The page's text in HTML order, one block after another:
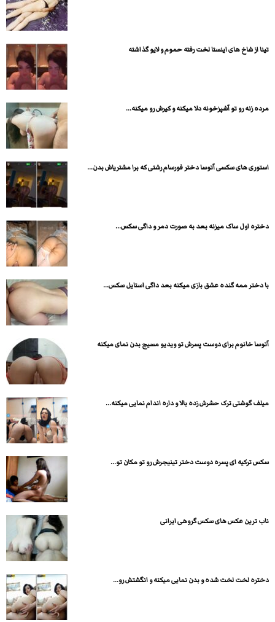
تینا از شاخ های اینستا لخت رفته حموم و لایو گذاشته
مرده زنه رو تو آشپزخونه دلا میکنه و کیرش رو میکنه...
استوری های سکسی آتوسا دختر فورسام رشتی که برا مشتریاش بدن...
دختره اول ساک میزنه بعد به صورت دمر و داگی سکس...
با دختر ممه گنده عشق بازی میکنه بعد داگی استایل سکس...
آتوسا خانوم برای دوست پسرش تو ویدیو مسیج بدن نمای میکنه
میلف گوشتی ترک حشرش زده بالا و داره اندام نمایی میکنه...
سکس ترکیه ای پسره دوست دختر تینیجرش رو تو مکان تو...
ناب ترین عکس های سکس گروهی ایرانی
دختره لخت لخت شده و بدن نمایی میکنه و انگشتش رو...